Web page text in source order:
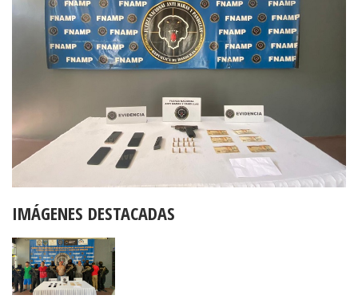
IMÁGENES DESTACADAS